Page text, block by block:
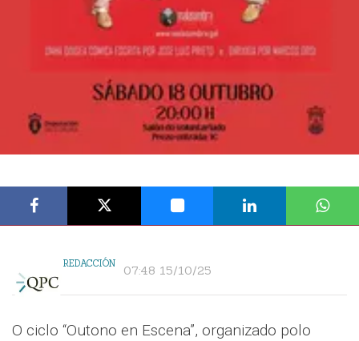
REDACCIÓN 07:48 15/10/25
O ciclo “Outono en Escena”, organizado polo